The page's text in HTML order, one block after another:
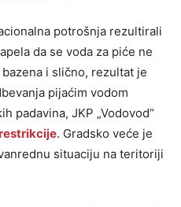
potrošnja rezultirali
da se voda za piće ne
i slično, rezultat je
pijaćim vodom
padavina, JKP „Vodovod“
. Gradsko veće je
situaciju na teritoriji